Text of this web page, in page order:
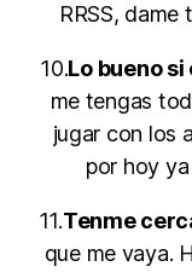
RRSS,
10.Lo bueno
me tengas
jugar con los
por hoy
11.Tenme
que me vaya.